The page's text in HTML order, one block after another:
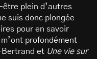
plein d’autres
suis donc plongée
pour en savoir
profondément
et Une vie sur